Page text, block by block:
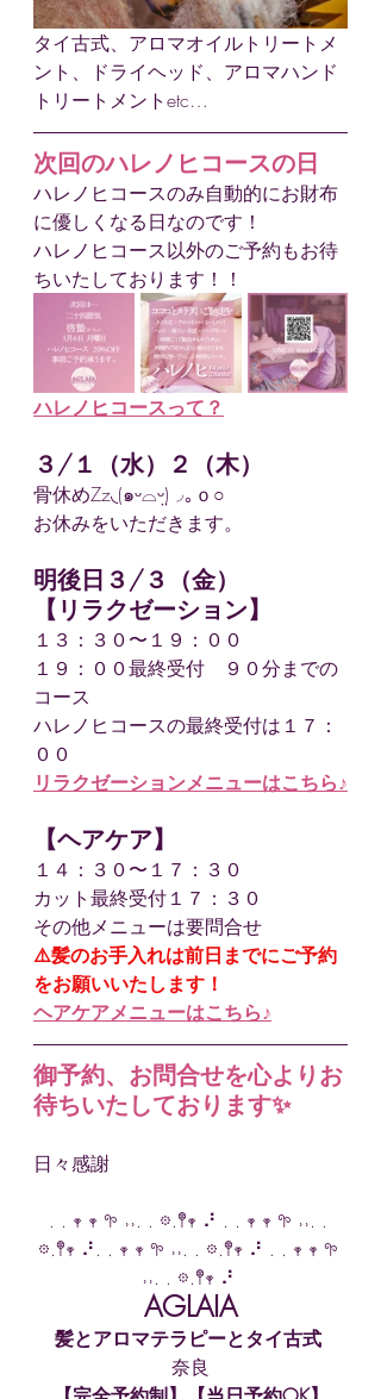
タイ古式、アロマオイルトリートメ
ント、ドライヘッド、アロマハンド
トリートメントetc…
次回のハレノヒコースの日
ハレノヒコースのみ自動的にお財布
に優しくなる日なのです！
ハレノヒコース以外のご予約もお待
ちいたしております！！
ハレノヒコースって？
３/１（水）２（木）
骨休めZz◟(๑ᵕ⌓ᵕ̤)◞｡ｏ○
お休みをいただきます。
明後日３/３（金）
【リラクゼーション】
１３：３０〜１９：００
１９：００最終受付　９０分までの
コース
ハレノヒコースの最終受付は１７：
００
リラクゼーションメニューはこちら♪
【ヘアケア】
１４：３０〜１７：３０
カット最終受付１７：３０
その他メニューは要問合せ
⚠️髪のお手入れは前日までにご予約
をお願いいたします！
ヘアケアメニューはこちら♪
御予約、お問合せを心よりお
待ちいたしております✨
日々感謝
. . 𖥧 𖥧 𖧧 ˒˒. . 𖡼.𖤣𖥧 ⠜ . . 𖥧 𖥧 𖧧 ˒˒. .
𖡼.𖤣𖥧 ⠜. . 𖥧 𖥧 𖧧 ˒˒. . 𖡼.𖤣𖥧 ⠜ . . 𖥧 𖥧 𖧧
˒˒. . 𖡼.𖤣𖥧 ⠜
AGLAIA
髪とアロマテラピーとタイ古式
奈良